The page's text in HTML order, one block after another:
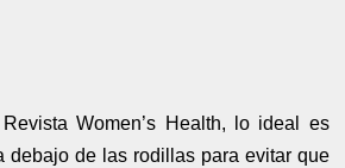
Women’s Health, lo ideal es
debajo de las rodillas para evitar que